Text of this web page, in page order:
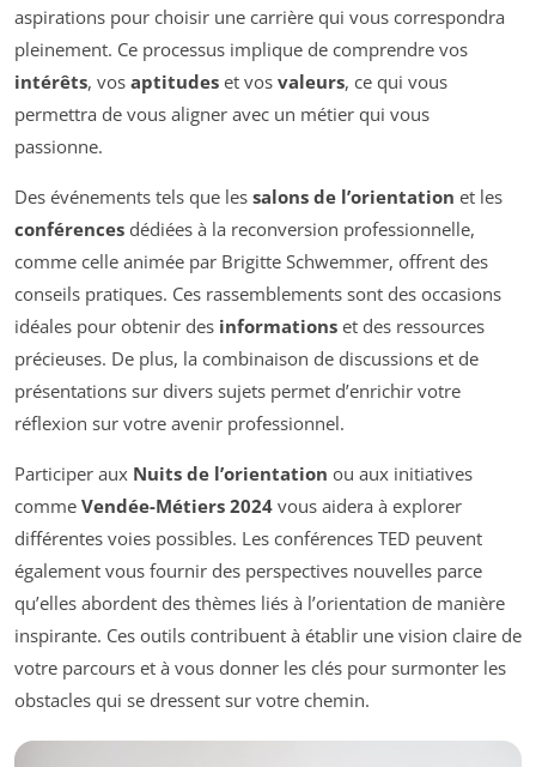
aspirations pour choisir une carrière qui vous correspondra
pleinement. Ce processus implique de comprendre vos
intérêts, vos aptitudes et vos valeurs, ce qui vous
permettra de vous aligner avec un métier qui vous
passionne.
Des événements tels que les salons de l’orientation et les
conférences dédiées à la reconversion professionnelle,
comme celle animée par Brigitte Schwemmer, offrent des
conseils pratiques. Ces rassemblements sont des occasions
idéales pour obtenir des informations et des ressources
précieuses. De plus, la combinaison de discussions et de
présentations sur divers sujets permet d’enrichir votre
réflexion sur votre avenir professionnel.
Participer aux Nuits de l’orientation ou aux initiatives
comme Vendée-Métiers 2024 vous aidera à explorer
différentes voies possibles. Les conférences TED peuvent
également vous fournir des perspectives nouvelles parce
qu’elles abordent des thèmes liés à l’orientation de manière
inspirante. Ces outils contribuent à établir une vision claire de
votre parcours et à vous donner les clés pour surmonter les
obstacles qui se dressent sur votre chemin.